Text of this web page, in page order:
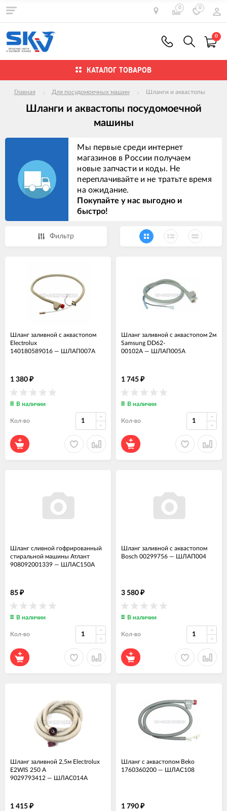
0 0
0
КАТАЛОГ ТОВАРОВ
Главная Для посудомоечных машин Шланги и аквастопы
Шланги и аквастопы посудомоечной
машины
Мы первые среди интернет
магазинов в России получаем
новые запчасти и коды. Не
переплачивайте и не тратьте время
на ожидание.
Покупайте у нас выгодно и
быстро!
Фильтр
Шланг заливной с аквастопом
Electrolux
140180589016 — ШЛАП007А
1 380 ₽
В наличии
Кол-во
Шланг заливной с аквастопом 2м
Samsung DD62-
00102A — ШЛАП005А
1 745 ₽
В наличии
Кол-во
Шланг сливной гофрированный
стиральной машины Атлант
908092001339 — ШЛАС150А
85 ₽
В наличии
Кол-во
Шланг заливной с аквастопом
Bosch 00299756 — ШЛАП004
3 580 ₽
В наличии
Кол-во
Шланг заливной 2,5м Electrolux
E2WIS 250 A
9029793412 — ШЛАС014А
1 415 ₽
Шланг с аквастопом Beko
1760360200 — ШЛАС108
1 790 ₽